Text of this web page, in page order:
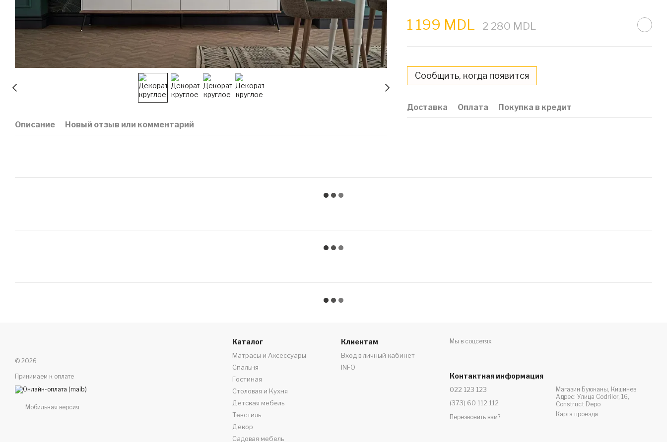
Описание Новый отзыв или комментарий
1 199 MDL 2 280 MDL
Сообщить, когда появится
Доставка Оплата Покупка в кредит
© 2026
Принимаем к оплате
Мобильная версия
Каталог
Матрасы и Аксессуары
Спальня
Гостиная
Столовая и Кухня
Детская мебель
Текстиль
Декор
Садовая мебель
Клиентам
Вход в личный кабинет
INFO
Мы в соцсетях
Контактная информация
022 123 123
(373) 60 112 112
Перезвонить вам?
Магазин Буюканы, Кишинев
Адрес: Улица Codrilor, 16,
Construct Depo
Карта проезда